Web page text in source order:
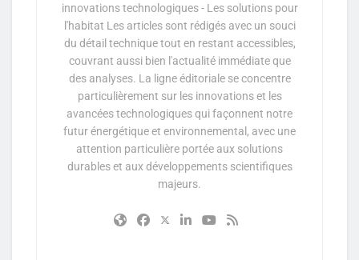
innovations technologiques - Les solutions pour
l'habitat Les articles sont rédigés avec un souci
du détail technique tout en restant accessibles,
couvrant aussi bien l'actualité immédiate que
des analyses. La ligne éditoriale se concentre
particulièrement sur les innovations et les
avancées technologiques qui façonnent notre
futur énergétique et environnemental, avec une
attention particulière portée aux solutions
durables et aux développements scientifiques
majeurs.